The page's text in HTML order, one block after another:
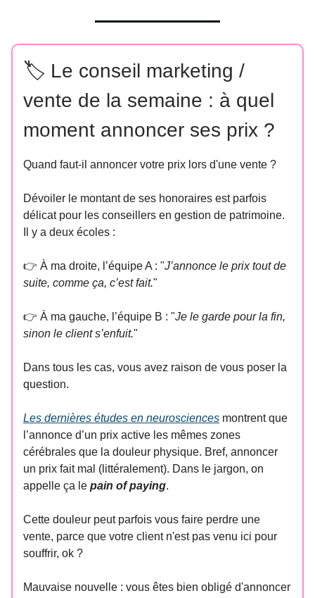
🏷️ Le conseil marketing /
vente de la semaine : à quel
moment annoncer ses prix ?
Quand faut-il annoncer votre prix lors d'une vente ?
Dévoiler le montant de ses honoraires est parfois
délicat pour les conseillers en gestion de patrimoine.
Il y a deux écoles :
👉 À ma droite, l’équipe A : "J’annonce le prix tout de
suite, comme ça, c’est fait."
👉 À ma gauche, l’équipe B : "Je le garde pour la fin,
sinon le client s’enfuit."
Dans tous les cas, vous avez raison de vous poser la
question.
Les dernières études en neurosciences montrent que
l’annonce d’un prix active les mêmes zones
cérébrales que la douleur physique. Bref, annoncer
un prix fait mal (littéralement). Dans le jargon, on
appelle ça le pain of paying.
Cette douleur peut parfois vous faire perdre une
vente, parce que votre client n'est pas venu ici pour
souffrir, ok ?
Mauvaise nouvelle : vous êtes bien obligé d'annoncer